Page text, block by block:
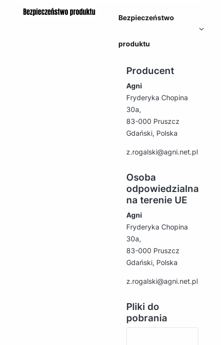
Bezpieczeństwo
produktu
Producent
Agni
Fryderyka Chopina
30a,
83-000 Pruszcz
Gdański, Polska
z.rogalski@agni.net.pl
Osoba
odpowiedzialna
na terenie UE
Agni
Fryderyka Chopina
30a,
83-000 Pruszcz
Gdański, Polska
z.rogalski@agni.net.pl
Pliki do
pobrania